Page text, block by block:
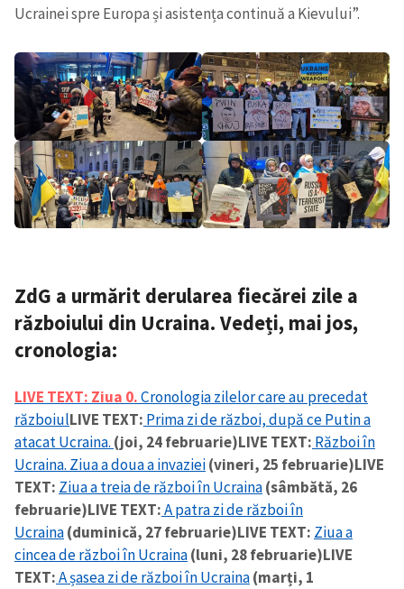
Ucrainei spre Europa și asistența continuă a Kievului”.
ZdG a urmărit derularea fiecărei zile a
războiului din Ucraina. Vedeți, mai jos,
cronologia:
LIVE TEXT: Ziua 0.Cronologia zilelor care au precedat
războiulLIVE TEXT: Prima zi de război, după ce Putin a
atacat Ucraina. (joi, 24 februarie)LIVE TEXT: Război în
Ucraina. Ziua a doua a invaziei(vineri, 25 februarie)LIVE
TEXT: Ziua a treia de război în Ucraina(sâmbătă, 26
februarie)LIVE TEXT:A patra zi de război în
Ucraina(duminică, 27 februarie)LIVE TEXT: Ziua a
cincea de război în Ucraina(luni, 28 februarie)LIVE
TEXT:A șasea zi de război în Ucraina(marți, 1
Sursă anonimă
Nume+ Numele meu
Email+ Emailul meu
Telefon
+ Telefon personal
confidențialitate.
TRIMITE ȘTIREA